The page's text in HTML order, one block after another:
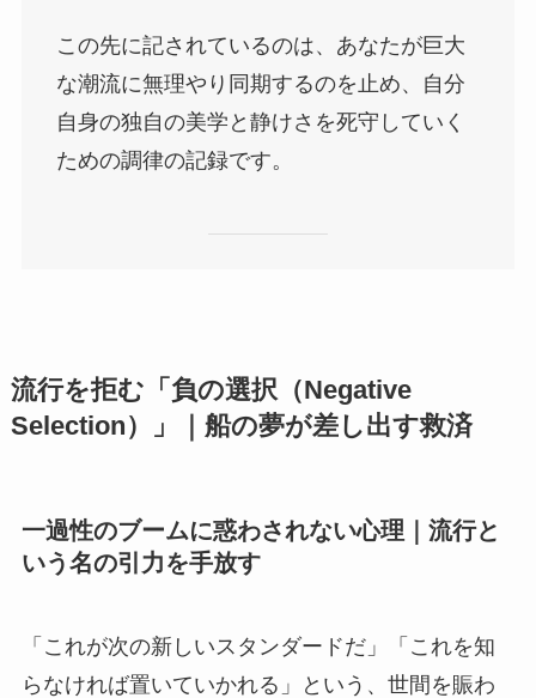
この先に記されているのは、あなたが巨大
な潮流に無理やり同期するのを止め、自分
自身の独自の美学と静けさを死守していく
ための調律の記録です。
流行を拒む「負の選択（Negative
Selection）」｜船の夢が差し出す救済
一過性のブームに惑わされない心理｜流行と
いう名の引力を手放す
「これが次の新しいスタンダードだ」「これを知
らなければ置いていかれる」という、世間を賑わ